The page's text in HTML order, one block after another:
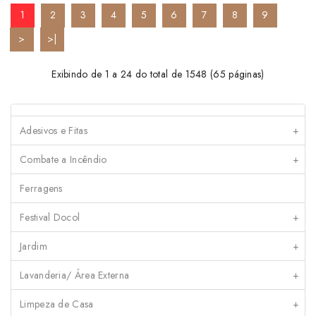
1 2 3 4 5 6 7 8
9
>
>|
Exibindo de 1 a 24 do total de 1548 (65 páginas)
Adesivos e Fitas +
Combate a Incêndio +
Ferragens
Festival Docol +
Jardim +
Lavanderia/ Área Externa +
Limpeza de Casa +